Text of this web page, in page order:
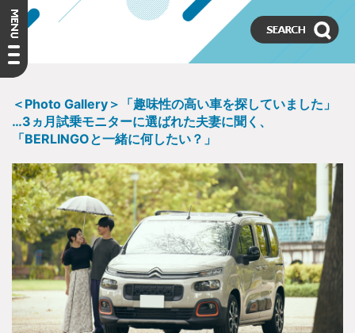
＜Photo Gallery＞「趣味性の高い車を探していました」
…3ヵ月試乗モニターに選ばれた夫妻に聞く、
「BERLINGOと一緒に何したい？」